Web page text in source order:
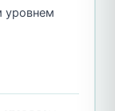
уровнем